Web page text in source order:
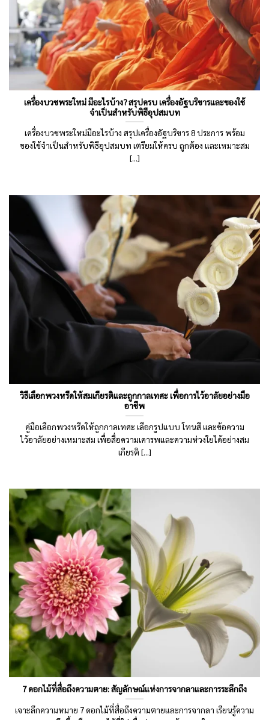
เครื่องบวชพระใหม่ มีอะไรบ้าง? สรุปครบ เครื่องอัฐบริขารและของใช้
จำเป็นสำหรับพิธีอุปสมบท
เครื่องบวชพระใหม่มีอะไรบ้าง สรุปเครื่องอัฐบริขาร 8 ประการ พร้อม
ของใช้จำเป็นสำหรับพิธีอุปสมบท เตรียมให้ครบ ถูกต้อง และเหมาะสม
[...]
วิธีเลือกพวงหรีดให้สมเกียรติและถูกกาลเทศะ เพื่อการไว้อาลัยอย่างมือ
อาชีพ
คู่มือเลือกพวงหรีดให้ถูกกาลเทศะ เลือกรูปแบบ โทนสี และข้อความ
ไว้อาลัยอย่างเหมาะสม เพื่อสื่อความเคารพและความห่วงใยได้อย่างสม
เกียรติ [...]
7 ดอกไม้ที่สื่อถึงความตาย: สัญลักษณ์แห่งการจากลาและการระลึกถึง
เจาะลึกความหมาย 7 ดอกไม้ที่สื่อถึงความตายและการจากลา เรียนรู้ความ